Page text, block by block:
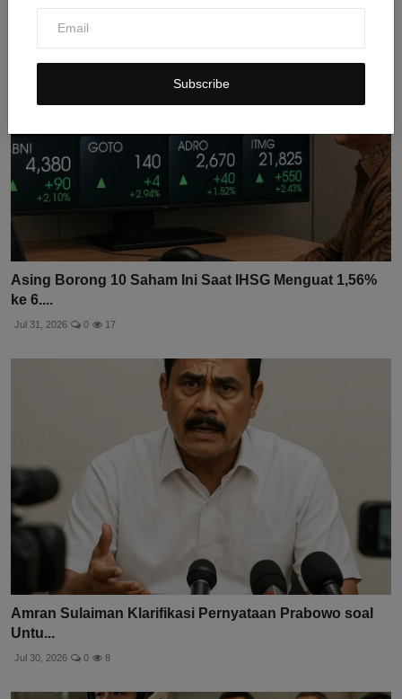
Subscribe
Asing Borong 10 Saham Ini Saat IHSG Menguat 1,56%
ke 6....
Jul 31, 2026 0 17
Amran Sulaiman Klarifikasi Pernyataan Prabowo soal
Untu...
Jul 30, 2026 0 8